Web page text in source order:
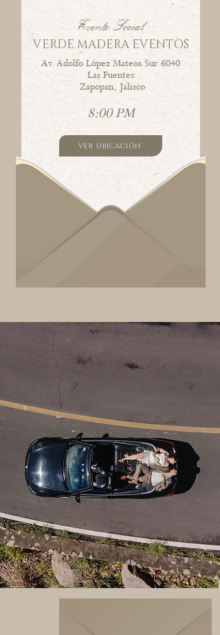
Evento Social
VERDE MADERA EVENTOS
Av. Adolfo López Mateos Sur 6040
Las Fuentes
Zapopan, Jalisco
8:00 PM
VER UBICACIÓN